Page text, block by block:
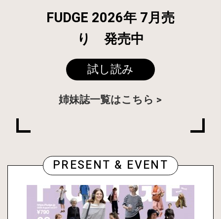
FUDGE 2026年 7月売
り 発売中
試し読み
姉妹誌一覧はこちら
PRESENT & EVENT